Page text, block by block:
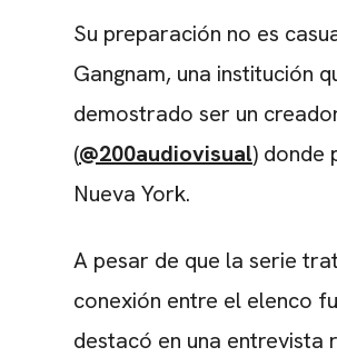
Su preparación no es
Gangnam, una institución
demostrado ser un
(@200audiovisual) donde
Nueva York.
A pesar de que la serie
conexión entre el elenco
destacó en una entrevista